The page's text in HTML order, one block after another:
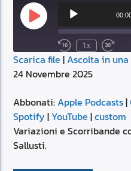
Play
Episode
Audio
Player
1x
SUBSCRIBE
Apple Podcasts
YouTube
RSS FEED
SHARE
LINK
EMBED
Scarica file |Ascolta in
24 Novembre 2025
Abbonati:Apple Podcasts|
Spotify | YouTube |custom
Variazioni e Scorribande
Sallusti.